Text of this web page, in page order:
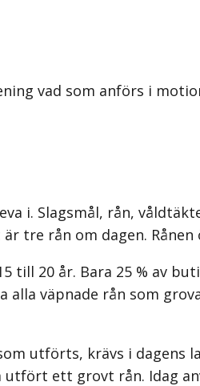
vad som anförs i
i. Slagsmål, rån,
tre rån om dagen.
till 20 år. Bara 25 % av
alla väpnade rån som
utförts, krävs i
ett grovt rån. Idag